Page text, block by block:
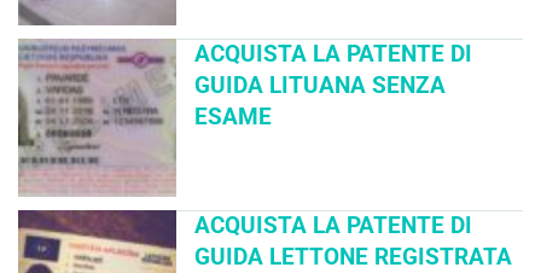
ACQUISTA LA PATENTE DI
GUIDA LITUANA SENZA
ESAME
ACQUISTA LA PATENTE DI
GUIDA LETTONE REGISTRATA